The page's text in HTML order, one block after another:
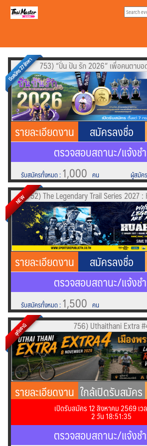
ปิดสมัคร 27 สิงหา 753) “ปั่น ปัน รัก 2026” เพื่อคนตาบ
รายละเอียดงาน สมัครลงชื่อ
ตรวจสอบสถานะ/แจ้งชำ
รับสมัครทั้งหมด:1,000 คน ผู้สมัค
NEW752) The Legendary Trail Series 2027
รายละเอียดงาน สมัครลงชื่อ
ตรวจสอบสถานะ/แจ้งชำ
รับสมัครทั้งหมด:1,500 คน
อุทัยธานี 756) Uthaithani Extra
รายละเอียดงาน ใกล้เปิดรับสมัคร
!!
เปิดรับสมัคร 12 สิงหาคม 2569 เว
2วัน 18:51:34
ตรวจสอบสถานะ/แจ้งชำ